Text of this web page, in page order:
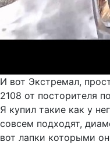
И вот Экстремал,
2108 от посторителя
Я купил такие как у
совсем подходят,
вот лапки которыми